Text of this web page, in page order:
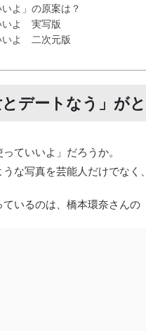
よ」の原案は？
いよ 実写版
いよ 二次元版
デートなう」が
ていいよ」だろうか。
な写真を芸能人だけでなく
いるのは、橋本環奈さんの